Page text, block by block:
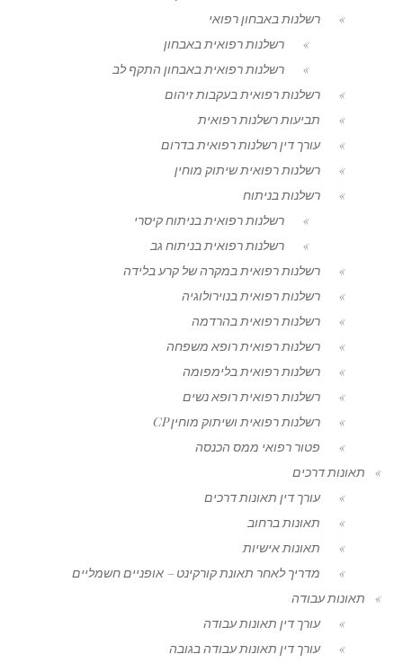
רשלנות באבחון רפואי
רשלנות רפואית באבחון
רשלנות רפואית באבחון התקף לב
רשלנות רפואית בעקבות זיהום
תביעות רשלנות רפואית
עורך דין רשלנות רפואית בדרום
רשלנות רפואית שיתוק מוחין
רשלנות בניתוח
רשלנות רפואית בניתוח קיסרי
רשלנות רפואית בניתוח גב
רשלנות רפואית במקרה של קרע בלידה
רשלנות רפואית בנוירולוגיה
רשלנות רפואית בהרדמה
רשלנות רפואית רופא משפחה
רשלנות רפואית בלימפומה
רשלנות רפואית רופא נשים
רשלנות רפואית ושיתוק מוחין CP
פטור רפואי ממס הכנסה
תאונות דרכים
עורך דין תאונות דרכים
תאונות ברחוב
תאונות אישיות
מדריך לאחר תאונת קורקינט – אופניים חשמליים
תאונות עבודה
עורך דין תאונות עבודה
עורך דין תאונות עבודה בגובה